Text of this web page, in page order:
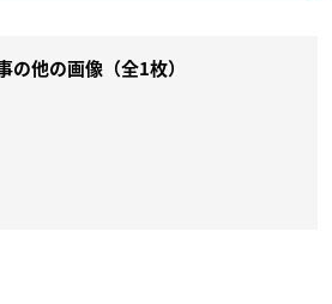
の他の画像（全1枚）